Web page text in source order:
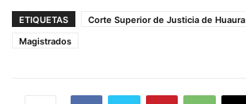
ETIQUETAS Corte Superior de Justicia de Huaura
Magistrados